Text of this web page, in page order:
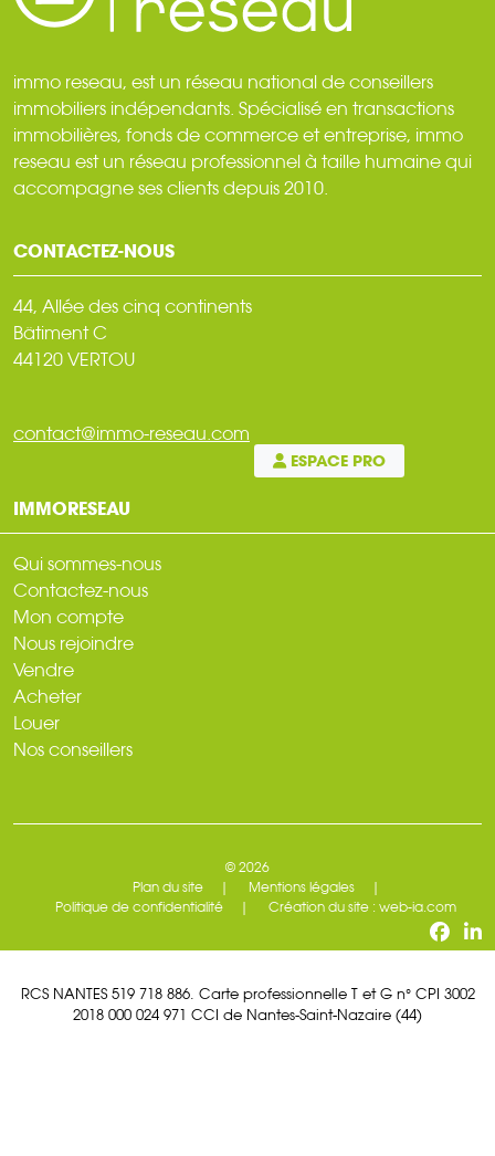
immo reseau, est un réseau national de conseillers
immobiliers indépendants. Spécialisé en transactions
immobilières, fonds de commerce et entreprise, immo
reseau est un réseau professionnel à taille humaine qui
accompagne ses clients depuis 2010.
CONTACTEZ-NOUS
44, Allée des cinq continents
Bâtiment C
44120 VERTOU
contact@immo-reseau.com
ESPACE PRO
IMMORESEAU
Qui sommes-nous
Contactez-nous
Mon compte
Nous rejoindre
Vendre
Acheter
Louer
Nos conseillers
© 2026
Plan du site
Mentions légales
Politique de confidentialité
Création du site : web-ia.com
RCS NANTES 519 718 886. Carte professionnelle T et G n° CPI 3002
2018 000 024 971 CCI de Nantes-Saint-Nazaire (44)